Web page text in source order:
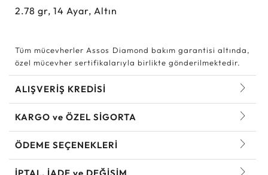
2.78 gr, 14 Ayar, Altın
Tüm mücevherler Assos Diamond bakım garantisi altında,
özel mücevher sertifikalarıyla birlikte gönderilmektedir.
ALIŞVERİŞ KREDİSİ
KARGO ve ÖZEL SİGORTA
ÖDEME SEÇENEKLERİ
İPTAL, İADE ve DEĞİŞİM